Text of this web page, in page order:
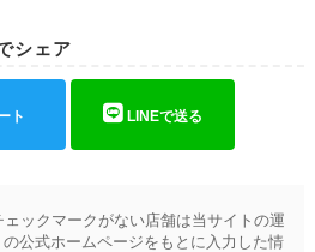
シェア
ト LINEで送る
ェックマークがない店舗は当サイトの運
公式ホームページをもとに入力した情